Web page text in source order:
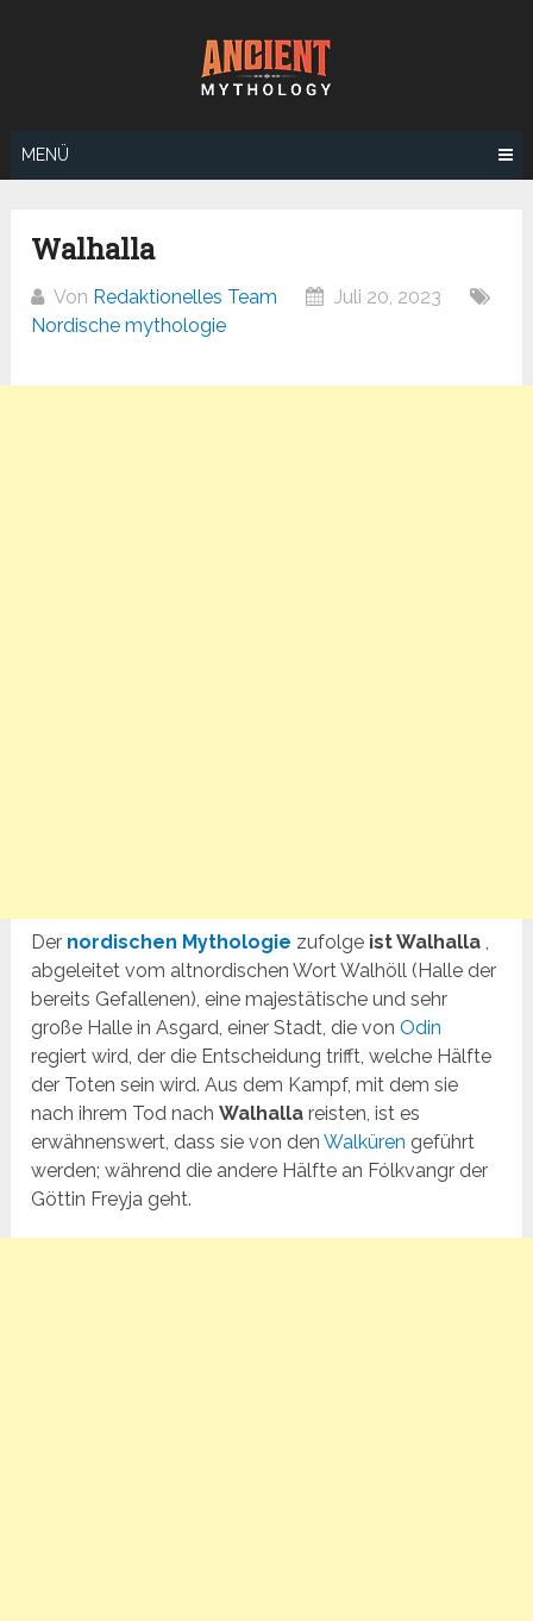
MENÜ
Walhalla
Von Redaktionelles Team
Juli 20, 2023
Nordische mythologie
Der nordischen Mythologie zufolge ist Walhalla ,
abgeleitet vom altnordischen Wort Walhöll (Halle der
bereits Gefallenen), eine majestätische und sehr
große Halle in Asgard, einer Stadt, die vonOdin
regiert wird, der die Entscheidung trifft, welche Hälfte
der Toten sein wird. Aus dem Kampf, mit dem sie
nach ihrem Tod nachWalhalla reisten, ist es
erwähnenswert, dass sie von denWalküren geführt
werden; während die andere Hälfte an Fólkvangr der
Göttin Freyja geht.